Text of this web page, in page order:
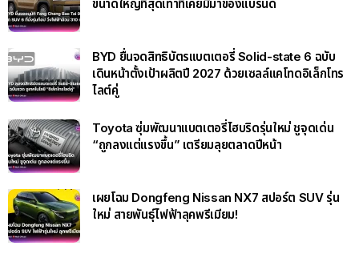
ขนาดใหญ่ที่สุดเท่าที่เคยมีมาของแบรนด์
BYD ยื่นจดสิทธิบัตรแบตเตอรี่ Solid-state 6 ฉบับ
เดินหน้าตั้งเป้าผลิตปี 2027 ด้วยเซลล์แคโทดอิเล็กโทร
ไลต์คู่
Toyota ซุ่มพัฒนาแบตเตอรี่ไฮบริดรุ่นใหม่ ชูจุดเด่น
“ถูกลงแต่แรงขึ้น” เตรียมลุยตลาดปีหน้า
เผยโฉม Dongfeng Nissan NX7 สปอร์ต SUV รุ่น
ใหม่ สายพันธุ์ไฟฟ้าลุคพรีเมียม!